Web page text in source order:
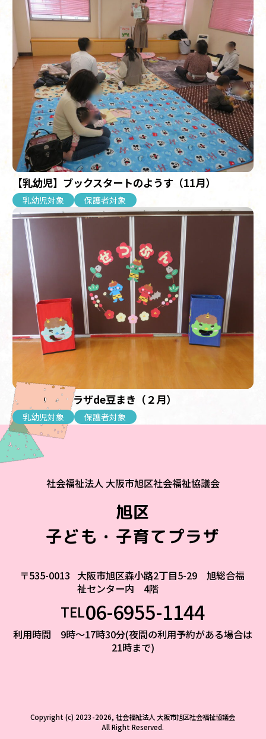
【乳幼児】ブックスタートのようす（11月）
乳幼児対象 保護者対象
【乳幼児】プラザde豆まき（２月）
乳幼児対象 保護者対象
社会福祉法人 大阪市旭区社会福祉協議会
旭区
子ども・子育てプラザ
〒535-0013 大阪市旭区森小路2丁目5-29 旭総合福
祉センター内 4階
TEL06-6955-1144
利用時間 9時～17時30分(夜間の利用予約がある場合は
21時まで)
Copyright (c) 2023-2026, 社会福祉法人 大阪市旭区社会福祉協議会
All Right Reserved.